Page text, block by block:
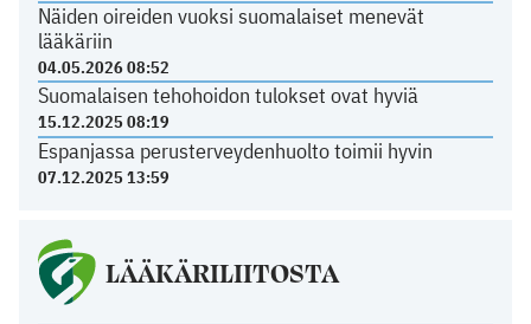
Näiden oireiden vuoksi suomalaiset menevät
lääkäriin
04.05.2026 08:52
Suomalaisen tehohoidon tulokset ovat hyviä
15.12.2025 08:19
Espanjassa perusterveydenhuolto toimii hyvin
07.12.2025 13:59
LÄÄKÄRILIITOSTA